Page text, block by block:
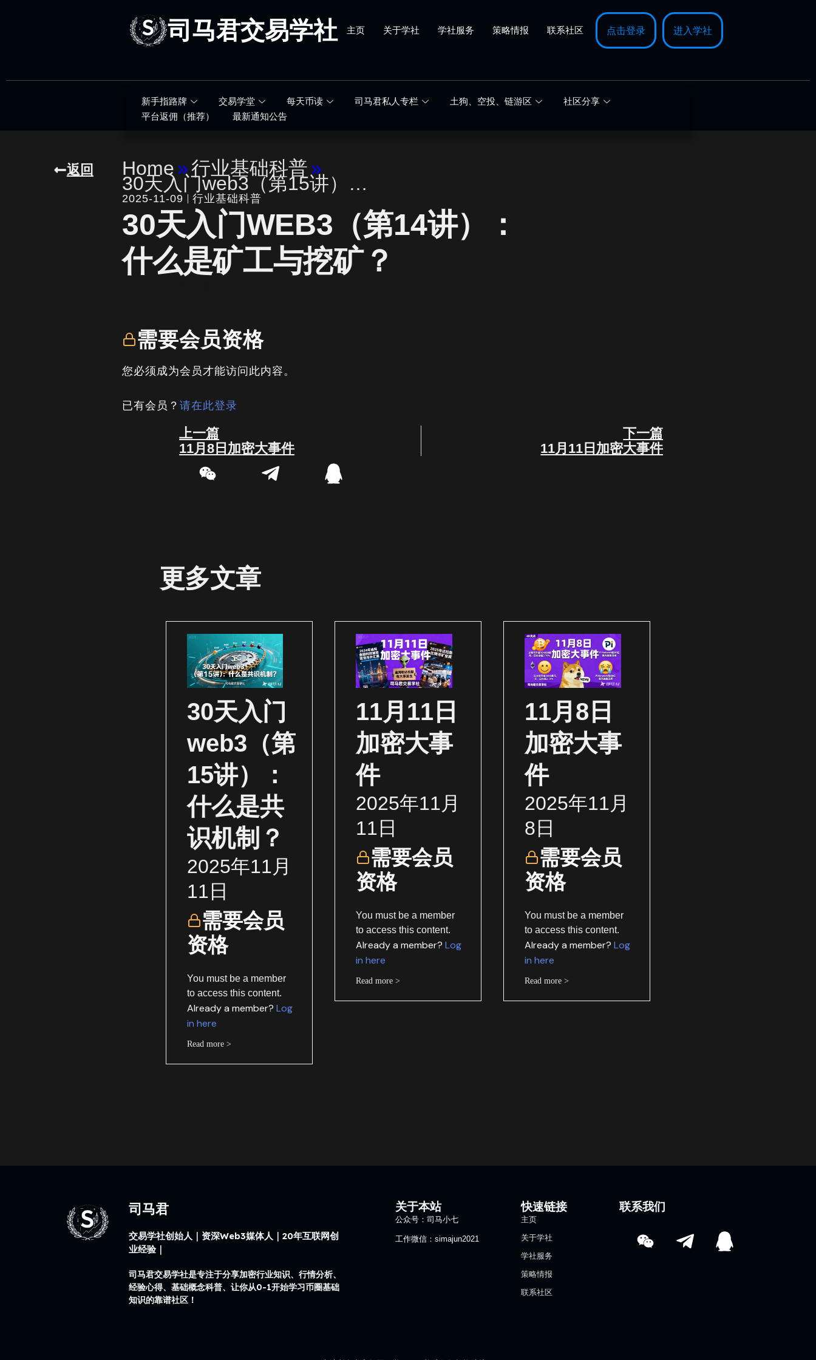
司马君交易学社 主页 关于学社 学社服务 策略情报 联系社区 点击登录 进入学社
新手指路牌 交易学堂 每天币读 司马君私人专栏 土狗、空投、链游区
社区分享
平台返佣（推荐）
最新通知公告
返回 Home»行业基础科普»
30天入门web3（第15讲）…
2025-11-09 行业基础科普
30天入门WEB3（第14讲）：
什么是矿工与挖矿？
需要会员资格
您必须成为会员才能访问此内容。
已有会员？请在此登录
Prev
上一篇
11月8日加密大事件
下一篇
11月11日加密大事件
更多文章
30天入门
web3（第
15讲）：
什么是共
识机制？
2025年11月
11日
需要会员
资格
You must be a member
to access this content.
Already a member? Log
in here
Read more >
11月11日
加密大事
件
2025年11月
11日
需要会员
资格
You must be a member
to access this content.
Already a member? Log
in here
Read more >
11月8日
加密大事
件
2025年11月
8日
需要会员
资格
You must be a member
to access this content.
Already a member?Log
in here
Read more >
司马君
交易学社创始人｜资深Web3媒体人｜20年互联网创
业经验｜
司马君交易学社是专注于分享加密行业知识、行情分析、
经验心得、基础概念科普、让你从0-1开始学习币圈基础
知识的靠谱社区！
关于本站
公众号：司马小七
工作微信：simajun2021
快速链接
主页
关于学社
学社服务
策略情报
联系社区
联系我们